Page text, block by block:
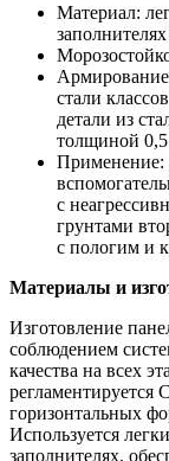
Материал:
стали
детали из
толщиной
Применение:
с
грунтами
с пологим и
Материалы и
Изготовление
соблюдением
качества на всех
горизонтальных
Используется
заполнителях,